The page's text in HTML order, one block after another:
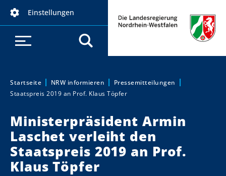
Einstellungen
Sie sind hier:
Startseite NRW informieren
Pressemitteilungen
Staatspreis 2019 an Prof. Klaus Töpfer
Ministerpräsident Armin
Laschet verleiht den
Staatspreis 2019 an Prof.
Klaus Töpfer